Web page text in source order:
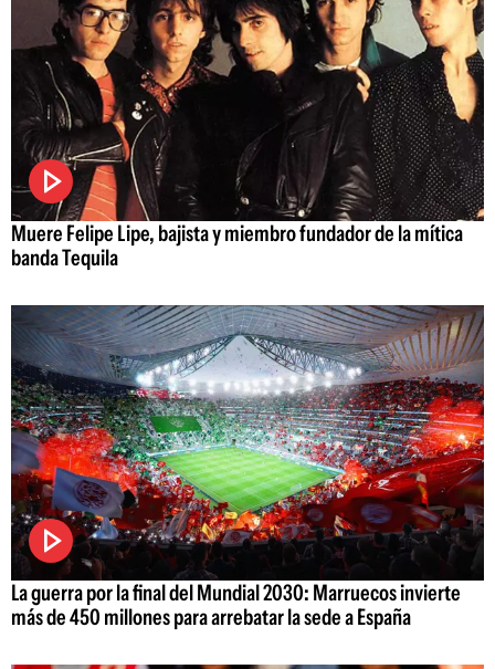
Muere Felipe Lipe, bajista y miembro fundador de la mítica
banda Tequila
La guerra por la final del Mundial 2030: Marruecos invierte
más de 450 millones para arrebatar la sede a España